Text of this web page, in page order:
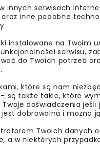
na blisko 8-
i pojazdów o
kierowcom w
wówczas
innych serwisach
inne podobne
instalowane na Twoim
serwisu,
do Twoich potrzeb
które są nam
są także takie, które
doświadczenia
dobrowolna i można
Twoich danych
a w niektórych